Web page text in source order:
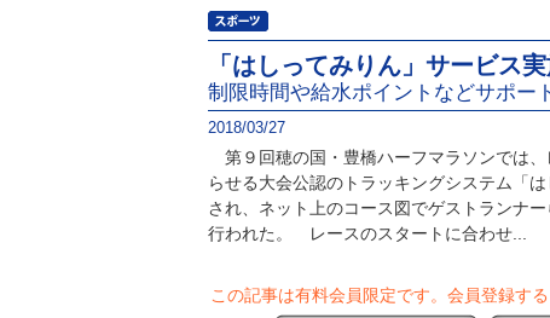
「はしってみりん」サービス
制限時間や給水ポイントなどサポー
2018/03/27
第９回穂の国・豊橋ハーフマラソンでは
らせる大会公認のトラッキングシステム「
され、ネット上のコース図でゲストランナ
行われた。 レースのスタートに合わせ...
この記事は有料会員限定です。 会員登録す